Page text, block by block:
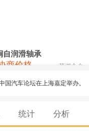
39,300 0
自润滑轴承
商价格 芜湖合金
启动仪式上，中国汽车工业协
统计 分析